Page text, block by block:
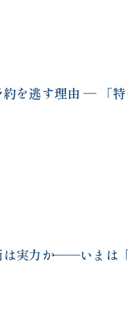
を逃す理由 ― 「
実力か――いまは